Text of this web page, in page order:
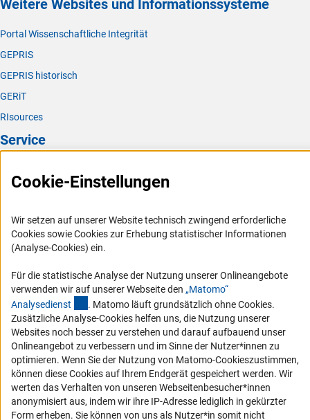
Weitere Websites und Informationssysteme
Portal Wissenschaftliche Integrität
GEPRIS
GEPRIS historisch
GERiT
RIsources
Service
FAQ
Logo und Corporate Design
RSS-Feeds
Compliance
Vergabeverfahren
Barrierefreiheit
Service und Informationen für Menschen mit Behinderungen
Erklärung zur Barrierefreiheit
Barriere melden
DFG-aktuell
Cookie-Einstellungen
Wir setzen auf unserer Website technisch zwingend erforderliche
Cookies sowie Cookies zur Erhebung statistischer Informationen
(Analyse-Cookies) ein.
Für die statistische Analyse der Nutzung unserer Onlineangebote
verwenden wir auf unserer Webseite den „Matomo“
Analysedienst (externer Link)
. Matomo läuft grundsätzlich ohne Cookies.
Zusätzliche Analyse-Cookies helfen uns, die Nutzung unserer
Websites noch besser zu verstehen und darauf aufbauend unser
Onlineangebot zu verbessern und im Sinne der Nutzer*innen zu
optimieren. Wenn Sie der Nutzung von Matomo-Cookieszustimmen,
können diese Cookies auf Ihrem Endgerät gespeichert werden. Wir
werten das Verhalten von unseren Webseitenbesucher*innen
anonymisiert aus, indem wir ihre IP-Adresse lediglich in gekürzter
Form erheben. Sie können von uns als Nutzer*in somit nicht